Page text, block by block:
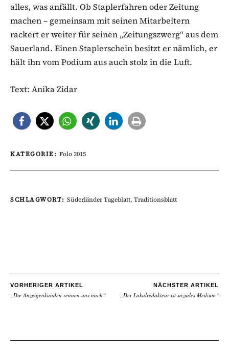
alles, was anfällt. Ob Staplerfahren oder Zeitung
machen – gemeinsam mit seinen Mitarbeitern
rackert er weiter für seinen „Zeitungszwerg“ aus dem
Sauerland. Einen Staplerschein besitzt er nämlich, er
hält ihn vom Podium aus auch stolz in die Luft.
Text: Anika Zidar
KATEGORIE: Folo 2015
SCHLAGWORT: Süderländer Tageblatt, Traditionsblatt
VORHERIGER ARTIKEL
„Die Anzeigenkunden rennen uns nach“
NÄCHSTER ARTIKEL
„Der Lokalredakteur ist soziales Medium“